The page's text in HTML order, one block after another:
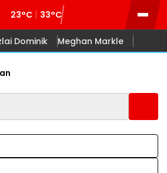
23°C 33°C
Dominik Meghan Markle